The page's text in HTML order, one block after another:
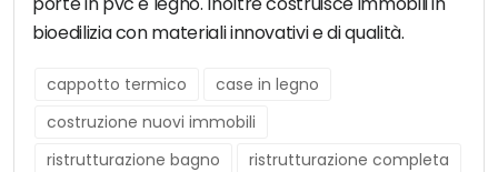
bioedilizia con materiali innovativi e di qualità.
cappotto termico
case in legno
costruzione nuovi immobili
ristrutturazione bagno
ristrutturazione completa